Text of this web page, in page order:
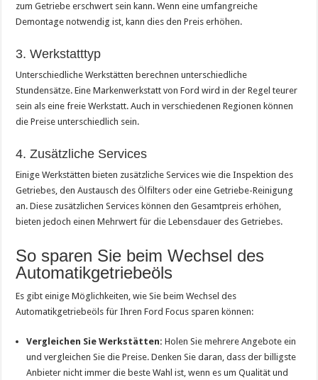
zum Getriebe erschwert sein kann. Wenn eine umfangreiche
Demontage notwendig ist, kann dies den Preis erhöhen.
3. Werkstatttyp
Unterschiedliche Werkstätten berechnen unterschiedliche
Stundensätze. Eine Markenwerkstatt von Ford wird in der Regel teurer
sein als eine freie Werkstatt. Auch in verschiedenen Regionen können
die Preise unterschiedlich sein.
4. Zusätzliche Services
Einige Werkstätten bieten zusätzliche Services wie die Inspektion des
Getriebes, den Austausch des Ölfilters oder eine Getriebe-Reinigung
an. Diese zusätzlichen Services können den Gesamtpreis erhöhen,
bieten jedoch einen Mehrwert für die Lebensdauer des Getriebes.
So sparen Sie beim Wechsel des
Automatikgetriebeöls
Es gibt einige Möglichkeiten, wie Sie beim Wechsel des
Automatikgetriebeöls für Ihren Ford Focus sparen können:
Vergleichen Sie Werkstätten: Holen Sie mehrere Angebote ein
und vergleichen Sie die Preise. Denken Sie daran, dass der billigste
Anbieter nicht immer die beste Wahl ist, wenn es um Qualität und